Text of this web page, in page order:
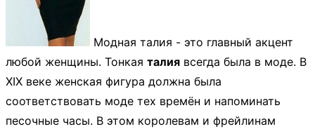
Модная талия - это главный акцент
любой женщины. Тонкая талия всегда была в моде. В
XIX веке женская фигура должна была
соответствовать моде тех времён и напоминать
песочные часы. В этом королевам и фрейлинам